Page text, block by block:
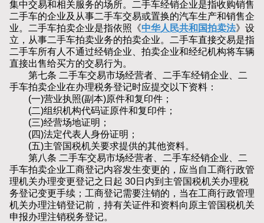
集中交易和相关服务的场所。二手车经销企业是指收购销售
二手车的企业及从事二手车交易或置换的汽车生产和销售企
业。二手车拍卖企业是指依照《中华人民共和国拍卖法》设
立，从事二手车拍卖业务的拍卖企业。二手车直接交易是指
二手车所有人不通过经销企业、拍卖企业和经纪机构将车辆
直接出售给买方的交易行为。
第七条 二手车交易市场经营者、二手车经销企业、二
手车拍卖企业在办理税务登记时应提交以下资料：
(一)营业执照(副本)原件和复印件；
(二)组织机构代码证原件和复印件；
(三)经营场地证明；
(四)法定代表人身份证明；
(五)主管国税机关要求提供的其他资料。
第八条 二手车交易市场经营者、二手车经销企业、二
手车拍卖企业工商登记内容发生变更的，应当自工商行政管
理机关办理变更登记之日起 30日内到主管国税机关办理税
务登记变更手续；工商登记需要注销的，当在工商行政管理
机关办理注销登记前，持有关证件和资料向原主管国税机关
申报办理注销税务登记。